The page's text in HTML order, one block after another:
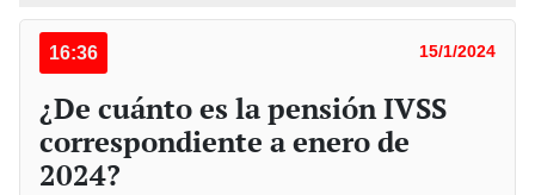
16:36 15/1/2024
¿De cuánto es la pensión IVSS
correspondiente a enero de
2024?